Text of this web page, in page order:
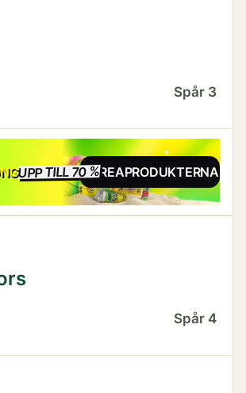
Spår 3
UPP TILL 70 %REA
SE REAPRODUKTERNA
Spår 4